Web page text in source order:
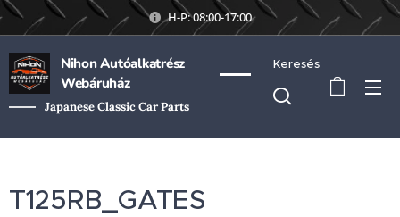
H-P: 08:00-17:00
Nihon Autóalkatrész
Webáruház
Japanese Classic Car Parts
Keresés
T125RB_GATES